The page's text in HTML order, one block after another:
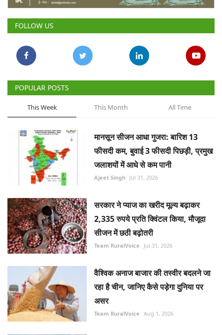
Gallery
National
Latest News
Agriculture Conclave and NACOF
Awards 2022
Agri Start-Ups
Language
English Hindi
FOLLOW US
POPULAR POSTS
This Week This Month All Time
मानसून सीजन आधा गुजरा: बारिश 13
फीसदी कम, बुवाई 3 फीसदी पिछड़ी, प्रमुख
जलाशयों में आधे से कम पानी
Ajeet Singh Jul 31, 2026
सरकार ने प्याज का खरीद मूल्य बढ़ाकर
2,335 रुपये प्रति क्विंटल किया, मौजूदा
सीजन में छठी बढ़ोतरी
Team RuralVoice Jul 31, 2026
वैश्विक अनाज बाजार की तस्वीर बदलने जा
रहा है चीन, जानिए कैसे पड़ेगा दुनिया पर
असर
Team RuralVoice Aug 1, 2026